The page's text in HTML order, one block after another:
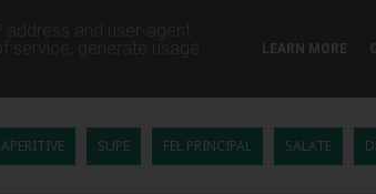
APERITIVE SUPE FEL PRINCIPAL SALATE
LEARN MORE